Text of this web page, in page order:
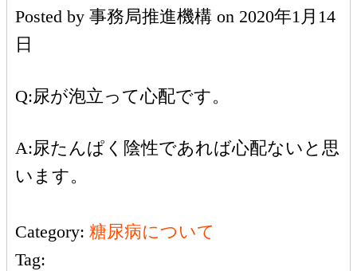
Posted by 事務局推進機構 on 2020年1月14
日
Q:尿が泡立って心配です。
A:尿たんぱく陰性であれば心配ないと思
います。
Category: 糖尿病について
Tag: